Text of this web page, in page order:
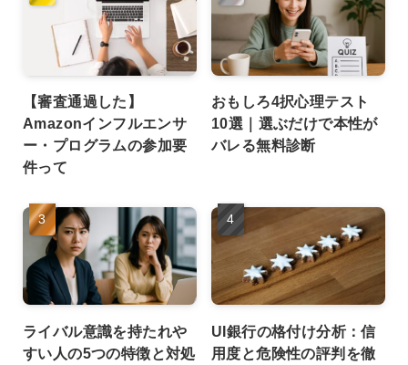
【審査通過した】
Amazonインフルエンサ
ー・プログラムの参加要
件って
おもしろ4択心理テスト
10選｜選ぶだけで本性が
バレる無料診断
ライバル意識を持たれや
すい人の5つの特徴と対処
UI銀行の格付け分析：信
用度と危険性の評判を徹